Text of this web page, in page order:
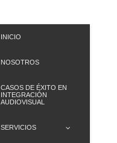
INICIO
NOSOTROS
CASOS DE ÉXITO EN
INTEGRACIÓN
AUDIOVISUAL
SERVICIOS